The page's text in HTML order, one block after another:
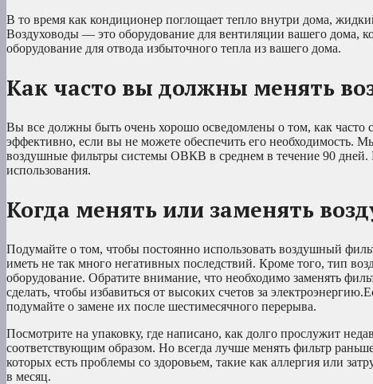
В то время как кондиционер поглощает тепло внутри дома,
Воздуховоды — это оборудование для вентиляции вашего дома,
оборудование для отвода избыточного тепла из вашего дома.
Как часто вы должны менять
Вы все должны быть очень хорошо осведомлены о том, как
эффективно, если вы не можете обеспечить его необходимость.
воздушные фильтры системы ОВКВ в среднем в течение 90
использования.
Когда менять или заменять
Подумайте о том, чтобы постоянно использовать воздушный
иметь не так много негативных последствий. Кроме того, тип
оборудование. Обратите внимание, что необходимо заменять
сделать, чтобы избавиться от высоких счетов за
подумайте о замене их после шестимесячного перерыва.
Посмотрите на упаковку, где написано, как долго прослужит
соответствующим образом. Но всегда лучше менять фильтр
которых есть проблемы со здоровьем, такие как аллергия или
в месяц.